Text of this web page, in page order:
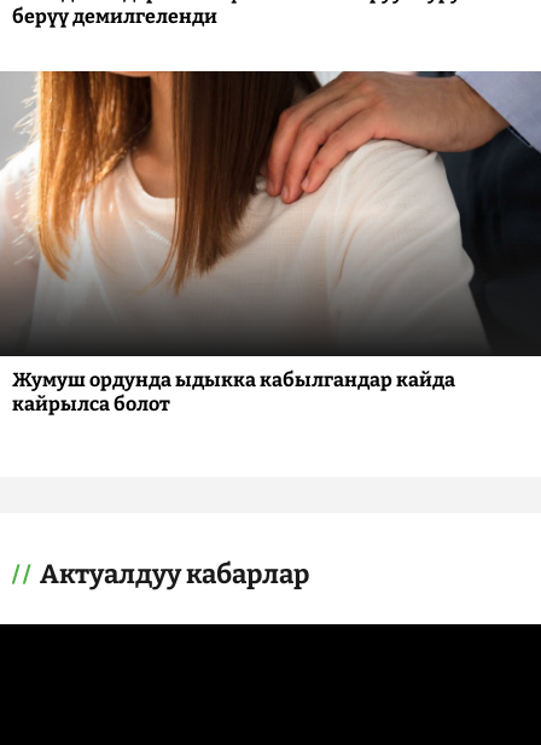
берүү демилгеленди
Жумуш ордунда ыдыкка кабылгандар кайда
кайрылса болот
Актуалдуу кабарлар